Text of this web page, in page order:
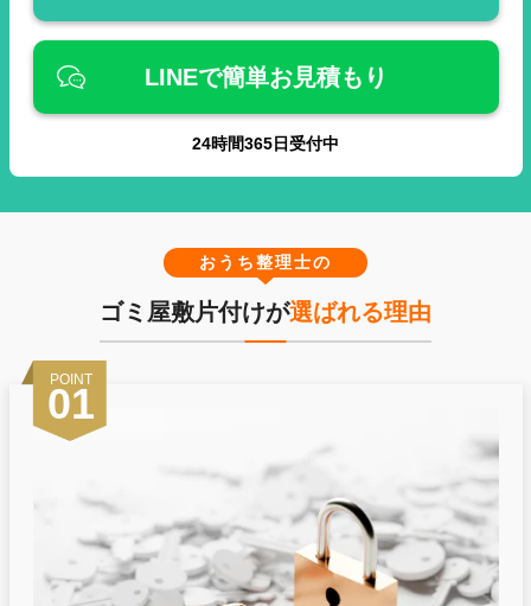
LINEで簡単お見積もり
24時間365日受付中
おうち整理士の
ゴミ屋敷片付けが選ばれる理由
POINT
01